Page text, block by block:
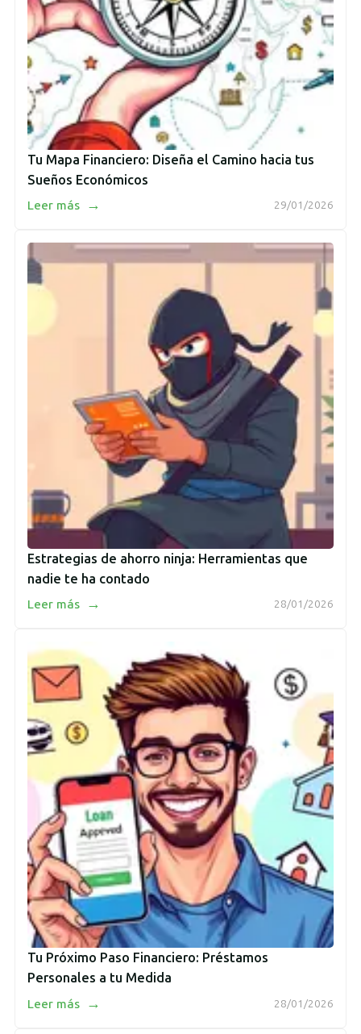
Tu Mapa Financiero: Diseña el Camino hacia tus
Sueños Económicos
29/01/2026
Leer más →
Estrategias de ahorro ninja: Herramientas que
nadie te ha contado
28/01/2026
Leer más →
Tu Próximo Paso Financiero: Préstamos
Personales a tu Medida
28/01/2026
Leer más →